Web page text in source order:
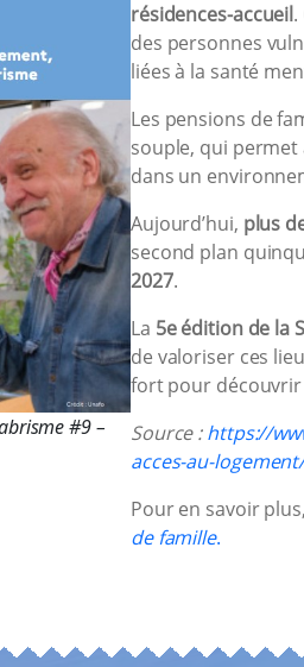
#9 –
résidences-accueil
des personnes
liées à la santé
Les pensions de
souple, qui permet
dans un
Aujourd’hui, plus
second plan
2027.
La 5e édition de la
de valoriser ces
fort pour
Source :https://
acces-au-
Pour en savoir
de famille.